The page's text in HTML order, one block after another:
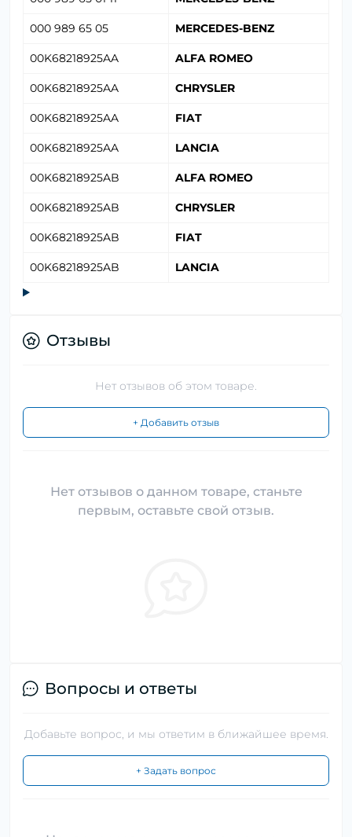
000 989 65 05 MERCEDES-BENZ
00K68218925AA ALFA ROMEO
00K68218925AA CHRYSLER
00K68218925AA FIAT
00K68218925AA LANCIA
00K68218925AB ALFA ROMEO
00K68218925AB CHRYSLER
00K68218925AB FIAT
00K68218925AB LANCIA
Отзывы
Нет отзывов об этом товаре.
+ Добавить отзыв
Нет отзывов о данном товаре, станьте
первым, оставьте свой отзыв.
Вопросы и ответы
Добавьте вопрос, и мы ответим в ближайшее время.
+ Задать вопрос